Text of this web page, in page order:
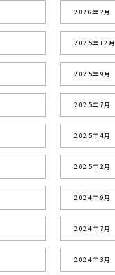
2026年2月
2025年12月
2025年9月
2025年7月
2025年4月
2025年2月
2024年9月
2024年7月
2024年3月